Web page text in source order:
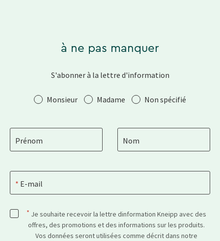
à ne pas manquer
S'abonner à la lettre d'information
SalutationMonsieur Madame Non spécifié
Prénom Nom
E-mail
* Je souhaite recevoir la lettre dinformation Kneipp avec des
offres, des promotions et des informations sur les produits.
Vos données seront utilisées comme décrit dans notre